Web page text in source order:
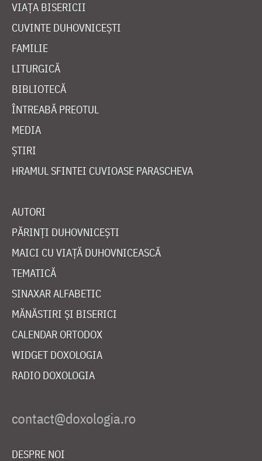
VIAȚA BISERICII
CUVINTE DUHOVNICEȘTI
FAMILIE
LITURGICĂ
BIBLIOTECĂ
ÎNTREABĂ PREOTUL
MEDIA
ȘTIRI
HRAMUL SFINTEI CUVIOASE PARASCHEVA
AUTORI
PĂRINȚI DUHOVNICEȘTI
MAICI CU VIAȚĂ DUHOVNICEASCĂ
TEMATICĂ
SINAXAR ALFABETIC
MĂNĂSTIRI ȘI BISERICI
CALENDAR ORTODOX
WIDGET DOXOLOGIA
RADIO DOXOLOGIA
DESPRE NOI